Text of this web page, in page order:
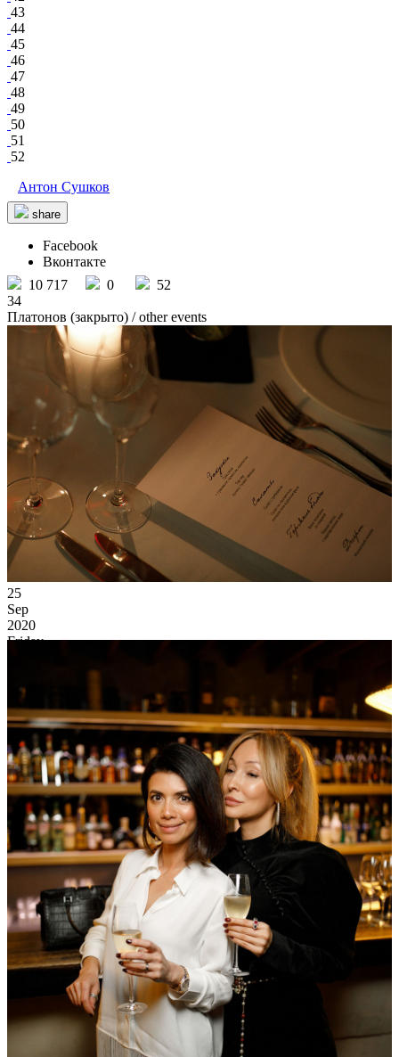
43
44
45
46
47
48
49
50
51
52
Антон Сушков
share
Facebook
Вконтакте
10 717
0
52
34
Платонов (закрыто) / other events
25
Sep
2020
Friday
×
Ссылка на отбор фото